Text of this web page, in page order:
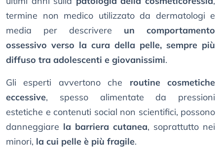
termine non medico utilizzato da dermatologi e
media per descrivere un comportamento
ossessivo verso la cura della pelle, sempre più
diffuso tra adolescenti e giovanissimi.
Gli esperti avvertono che routine cosmetiche
eccessive, spesso alimentate da pressioni
estetiche e contenuti social non scientifici, possono
danneggiare la barriera cutanea, soprattutto nei
minori, la cui pelle è più fragile.